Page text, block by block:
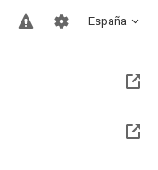
España